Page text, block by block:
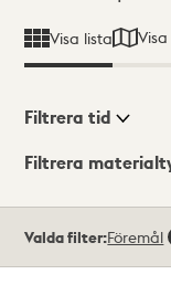
Visa lista
Visningsläge
Filtrera tid
Filtrera
träffar
Valda filter:Föremål